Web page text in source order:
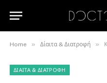
Home » Δίαιτα & Διατροφή »
ΔΊΑΙΤΑ & ΔΙΑΤΡΟΦΉ